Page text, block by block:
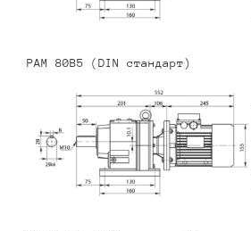
PAM 80B5 (DIN стандарт)